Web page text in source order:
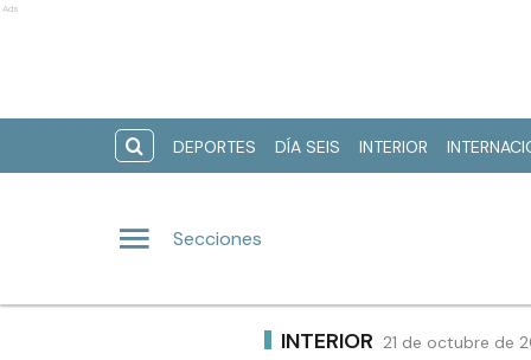
Ads
DEPORTES DÍA SEIS INTERIOR
Secciones
INTERIOR 21 de octubre de